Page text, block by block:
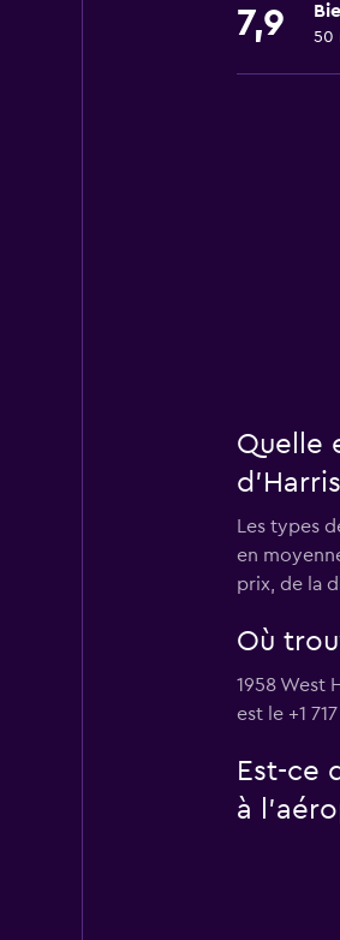
7,9 50
Quelle
Les types
en
prix, de la
Où
1958 West
est le +1
Est-ce
à